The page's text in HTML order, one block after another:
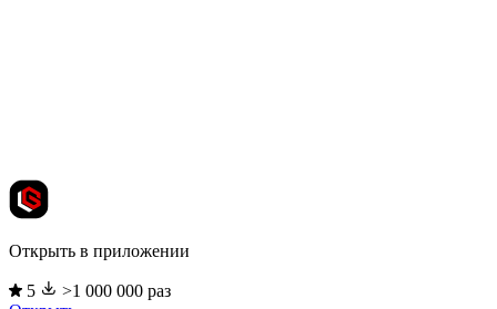
Открыть в приложении
5
>1 000 000 раз